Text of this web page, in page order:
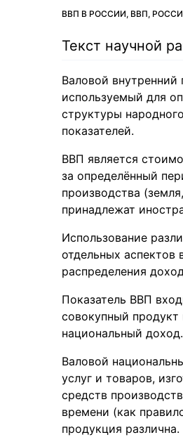
ВВП В РОССИИ, ВВП,
Текст научной
Валовой
используемый для
структуры
показателей.
ВВП является
за определённый
производства
принадлежат
Использование
отдельных аспектов
распределения
Показатель ВВП
совокупный
национальный доход.
Валовой
услуг и товаров,
средств
времени (как
продукция различна.